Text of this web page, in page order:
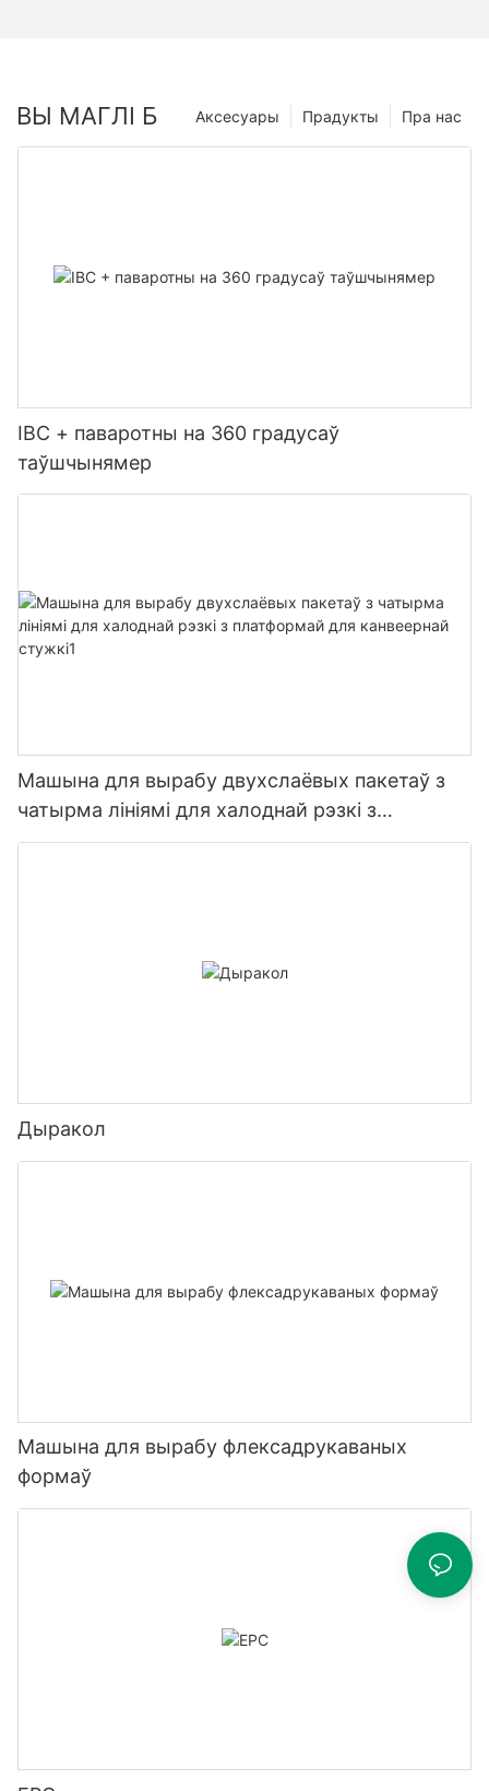
ВЫ МАГЛІ Б Пра нас
Прадукты
Аксесуары
IBC + паваротны на 360 градусаў
таўшчынямер
Машына для вырабу двухслаёвых пакетаў з
чатырма лініямі для халоднай рэзкі з
платформай для канвеернай стужкі1
Дыракол
Машына для вырабу флексадрукаваных
формаў